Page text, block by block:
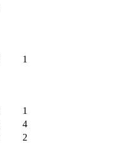
1
1
4
2